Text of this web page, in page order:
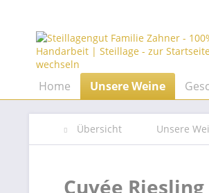
Home Unsere Weine
Übersicht Unsere
Cuvée